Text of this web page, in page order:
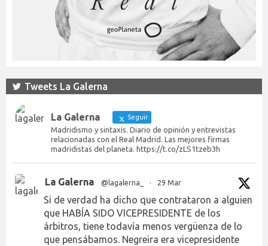
Tweets La Galerna
La Galerna Seguir
Madridismo y sintaxis. Diario de opinión y entrevistas
relacionadas con el Real Madrid. Las mejores firmas
madridistas del planeta. https://t.co/zLS1tzeb3h
La Galerna @lagalerna_ · 29 Mar
Si de verdad ha dicho que contrataron a alguien
que HABÍA SIDO VICEPRESIDENTE de los
árbitros, tiene todavía menos vergüenza de lo
que pensábamos. Negreira era vicepresidente